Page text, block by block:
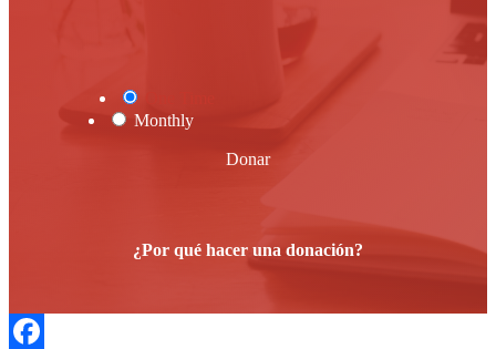
Monthly
Donar
¿Por qué hacer una donación?